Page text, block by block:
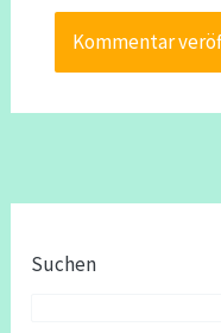
Suchen